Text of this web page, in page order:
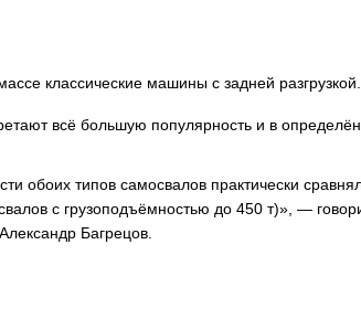
классические машины с задней разгрузкой.
всё большую популярность и в
обоих типов самосвалов практически
с грузоподъёмностью до 450 т)», —
Багрецов.